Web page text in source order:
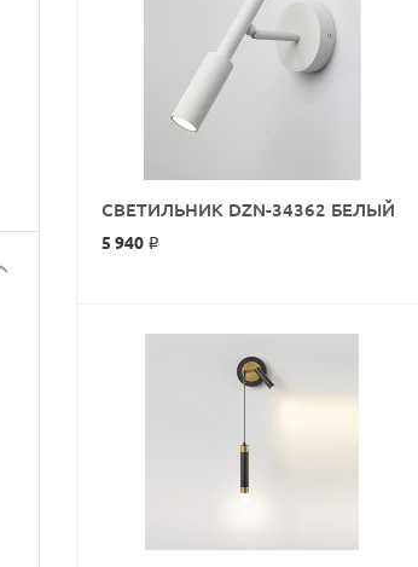
СВЕТИЛЬНИК DZN-34362 БЕЛЫЙ
5 940 ₽